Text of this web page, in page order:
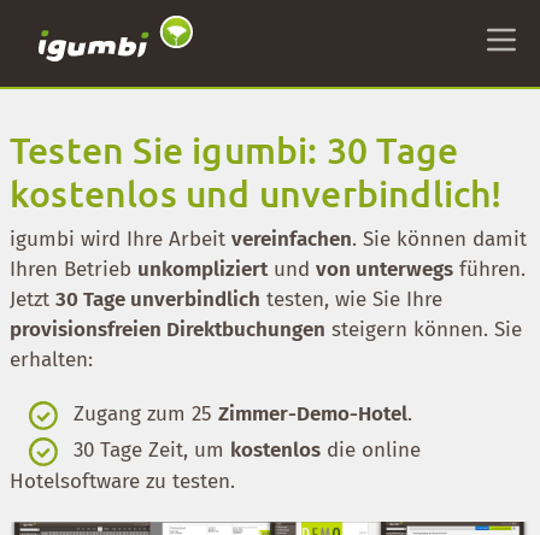
Testen Sie igumbi: 30 Tage
kostenlos und unverbindlich!
igumbi wird Ihre Arbeit vereinfachen. Sie können damit
Ihren Betrieb unkompliziertund von unterwegs führen.
Jetzt 30 Tage unverbindlich testen, wie Sie Ihre
provisionsfreien Direktbuchungen steigern können. Sie
erhalten:
Zugang zum 25 Zimmer-Demo-Hotel.
30 Tage Zeit, um kostenlos die online
Hotelsoftware zu testen.